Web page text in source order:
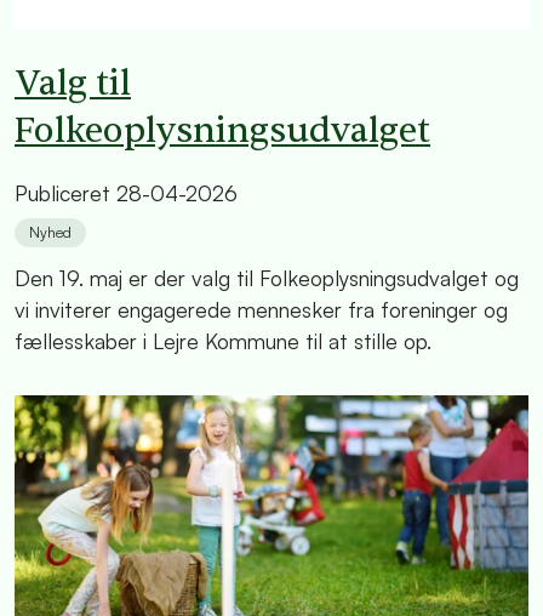
Valg til
Folkeoplysningsudvalget
Publiceret 28-04-2026
Nyhed
Den 19. maj er der valg til Folkeoplysningsudvalget og
vi inviterer engagerede mennesker fra foreninger og
fællesskaber i Lejre Kommune til at stille op.